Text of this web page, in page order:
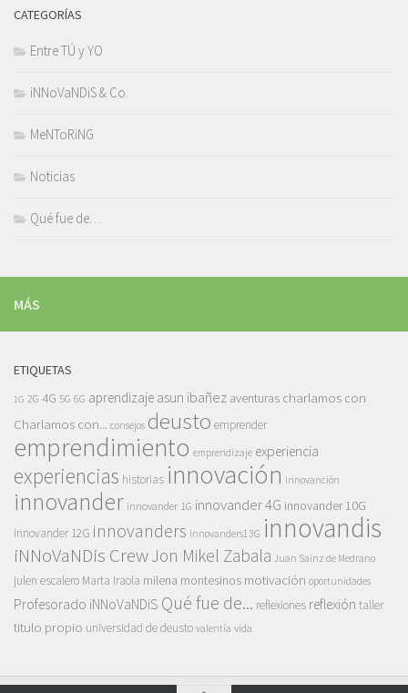
CATEGORÍAS
Entre TÚ y YO
iNNoVaNDiS & Co.
MeNToRiNG
Noticias
Qué fue de…
MÁS
ETIQUETAS
1G 2G 4G 5G 6G aprendizaje asun ibañez aventuras charlamos con
Charlamos con... consejos deusto emprender
emprendimiento emprendizaje experiencia
experiencias historias innovación innovanción
innovander innovander 1G innovander 4G innovander 10G
innovander 12G innovanders innovanders13G innovandis
iNNoVaNDis CrewJon Mikel Zabala Juan Sainz de Medrano
julen escalero Marta Iraola milena montesinos motivación oportunidades
Profesorado iNNoVaNDiS Qué fue de... reflexiones reflexión taller
titulo propio universidad de deusto valentía vida